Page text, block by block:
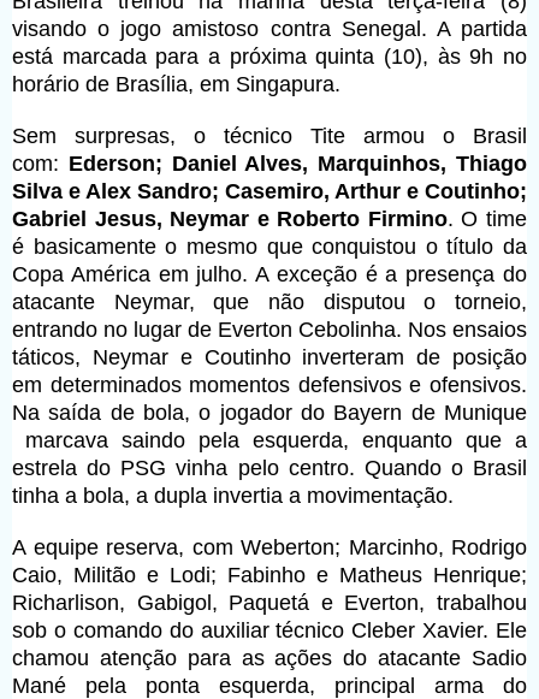
visando o jogo amistoso contra Senegal. A partida
está marcada para a próxima quinta (10), às 9h no
horário de Brasília, em Singapura.
Sem surpresas, o técnico Tite armou o Brasil
com: Ederson; Daniel Alves, Marquinhos, Thiago
Silva e Alex Sandro; Casemiro, Arthur e Coutinho;
Gabriel Jesus, Neymar e Roberto Firmino. O time
é basicamente o mesmo que conquistou o título da
Copa América em julho. A exceção é a presença do
atacante Neymar, que não disputou o torneio,
entrando no lugar de Everton Cebolinha. Nos ensaios
táticos, Neymar e Coutinho inverteram de posição
em determinados momentos defensivos e ofensivos.
Na saída de bola, o jogador do Bayern de Munique
marcava saindo pela esquerda, enquanto que a
estrela do PSG vinha pelo centro. Quando o Brasil
tinha a bola, a dupla invertia a movimentação.
A equipe reserva, com Weberton; Marcinho, Rodrigo
Caio, Militão e Lodi; Fabinho e Matheus Henrique;
Richarlison, Gabigol, Paquetá e Everton, trabalhou
sob o comando do auxiliar técnico Cleber Xavier. Ele
chamou atenção para as ações do atacante Sadio
Mané pela ponta esquerda, principal arma do